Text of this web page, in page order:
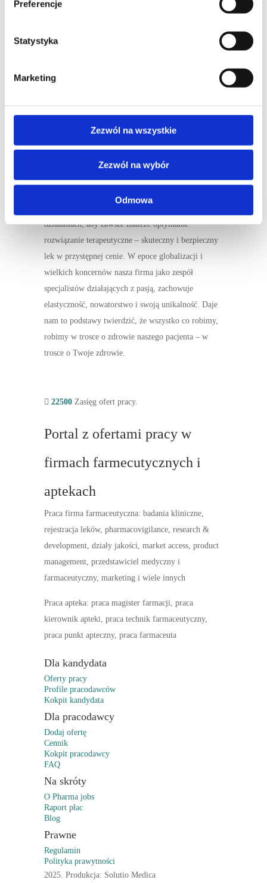
Preferencje
Statystyka
Marketing
Zezwól na wszystkie
Zezwól na wybór
Odmowa
O nas
pomoc: w ulżeniu bólu niemowlętom, dzieciom i
dorosłym, w dezynfekcji ran i przy zabiegach
chirurgicznych. Jesteśmy tam, gdzie trzeba łagodzić
działaniach, aby zawsze znaleźć optymalne
rozwiązanie terapeutyczne – skuteczny i bezpieczny
lek w przystępnej cenie. W epoce globalizacji i
wielkich koncernów nasza firma jako zespół
specjalistów działających z pasją, zachowuje
elastyczność, nowatorstwo i swoją unikalność. Daje
nam to podstawy twierdzić, że wszystko co robimy,
robimy w trosce o zdrowie naszego pacjenta – w
trosce o Twoje zdrowie.
22500 Zasięg ofert pracy.
Portal z ofertami pracy w
firmach farmecutycznych i
aptekach
Praca firma farmaceutyczna: badania kliniczne,
rejestracja leków, pharmacovigilance, research &
development, działy jakości, market access, product
management, przedstawiciel medyczny i
farmaceutyczny, marketing i wiele innych
Praca apteka: praca magister farmacji, praca
kierownik apteki, praca technik farmaceutyczny,
praca punkt apteczny, praca farmaceuta
Dla kandydata
Oferty pracy
Profile pracodawców
Kokpit kandydata
Dla pracodawcy
Dodaj ofertę
Cennik
Kokpit pracodawcy
FAQ
Na skróty
O Pharma jobs
Raport płac
Blog
Prawne
Regulamin
Polityka prawytności
2025. Produkcja: Solutio Medica